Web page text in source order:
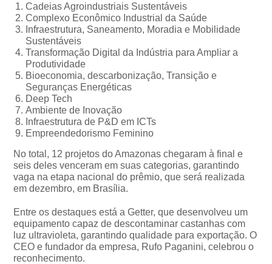
Cadeias Agroindustriais Sustentáveis
Complexo Econômico Industrial da Saúde
Infraestrutura, Saneamento, Moradia e Mobilidade
Sustentáveis
Transformação Digital da Indústria para Ampliar a
Produtividade
Bioeconomia, descarbonização, Transição e
Seguranças Energéticas
Deep Tech
Ambiente de Inovação
Infraestrutura de P&D em ICTs
Empreendedorismo Feminino
No total, 12 projetos do Amazonas chegaram à final e
seis deles venceram em suas categorias, garantindo
vaga na etapa nacional do prêmio, que será realizada
em dezembro, em Brasília.
Entre os destaques está a Getter, que desenvolveu um
equipamento capaz de descontaminar castanhas com
luz ultravioleta, garantindo qualidade para exportação. O
CEO e fundador da empresa, Rufo Paganini, celebrou o
reconhecimento.